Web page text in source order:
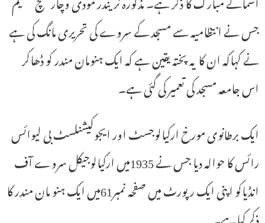
جس نے انتظامیہ سے مسجد کے سروے کی تحریری مانگ کی ہے
نے کہاکہ ان کا یہ پختہ یقین ہے کہ ایک ہنومان مندر کو ڈھاکر
اس جامعہ مسجد کی تعمیر کی گئی ہے۔
ایک برطانوی مورخ ارکیالوجسٹ اور ایجوکیشنلسٹ بی لیوائس
رائس کا حوالہ دیا جس نے 1935میں ارکیالوجیکل سروے آف
انڈیاکو اپنی ایک رپورٹ میں صفحہ نمبر61میں ایک ہنو مان مندر کا